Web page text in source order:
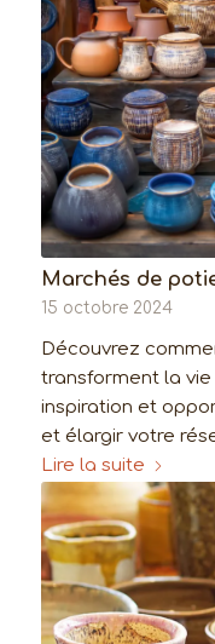
Marchés de
15 octobre 2024
Découvrez
transforment la
inspiration et
et élargir votre
Lire la suite